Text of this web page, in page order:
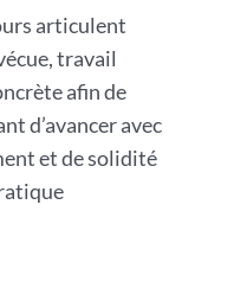
articulent
travail
afin de
d’avancer avec
et de solidité